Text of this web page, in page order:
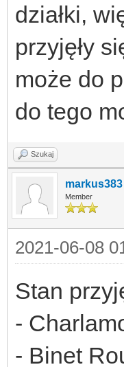
działki,
przyjęły
może do
do tego
Szukaj
markus383
Member
2021-06-08
Stan
-
- Binet